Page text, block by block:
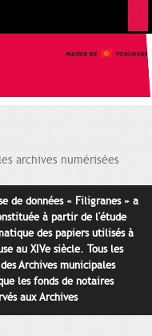
archives numérisées
de données « Filigranes » a
à partir de l'étude
des papiers utilisés à
au XIVe siècle. Tous les
Archives municipales
les fonds de notaires
aux Archives
pour cette